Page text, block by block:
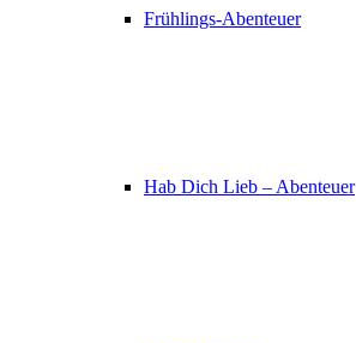
Frühlings-Abenteuer
Hab Dich Lieb – Abenteuer